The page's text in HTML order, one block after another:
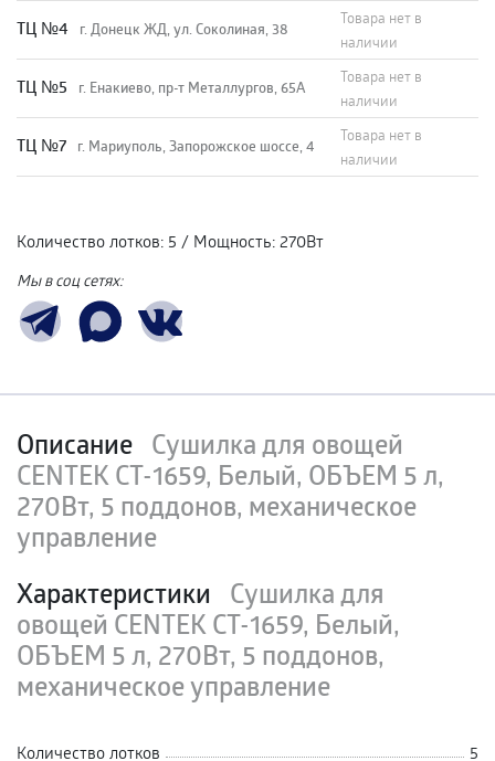
TЦ №4 г. Донецк ЖД, ул. Соколиная, 38
Товара нет в
наличии
TЦ №5 г. Енакиево, пр-т Металлургов, 65А
Товара нет в
наличии
ТЦ №7 г. Мариуполь, Запорожское шоссе, 4
Товара нет в
наличии
Количество лотков: 5 / Мощность: 270Вт
Мы в соц сетях:
Описание Сушилка для овощей
CENTEK CT-1659, Белый, ОБЪЕМ 5 л,
270Вт, 5 поддонов, механическое
управление
Характеристики
Сушилка для
овощей CENTEK CT-1659, Белый,
ОБЪЕМ 5 л, 270Вт, 5 поддонов,
механическое управление
Количество лотков
5